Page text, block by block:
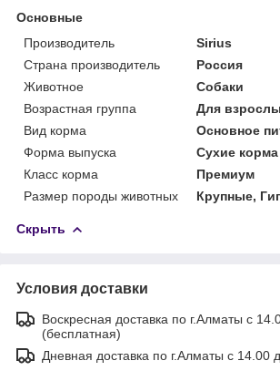
Основные
Производитель
Sirius
Страна производитель
Россия
Животное
Собаки
Возрастная группа
Для
Вид корма
Основное
Форма выпуска
Сухие корма
Класс корма
Премиум
Размер породы животных
Крупные,
Скрыть
Условия доставки
Воскресная доставка по г.Алматы с
(бесплатная)
Дневная доставка по г.Алматы с 14.00